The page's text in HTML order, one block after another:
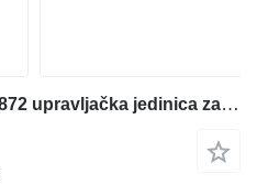
Caterpillar 4600132 - 20R7872 upravljačka jedinica za Caterpillar 340 352 374 385 320F 330F 340F 312F 352F 313F 323F 325F 335F 316F 326F 336F 318F 349F 320D2 320D3 330D2 323D2 326D2 bagera